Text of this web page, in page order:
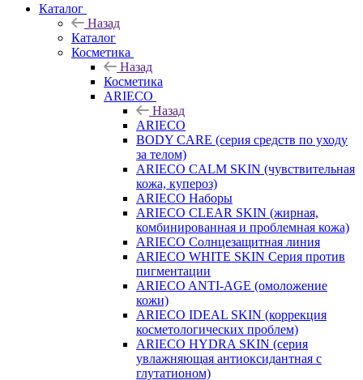
Каталог
Назад
Каталог
Косметика
Назад
Косметика
ARIECO
Назад
ARIECO
BODY CARE (серия средств по уходу
за телом)
ARIECO CALM SKIN (чувствительная
кожа, купероз)
ARIECO Наборы
ARIECO CLEAR SKIN (жирная,
комбинированная и проблемная кожа)
ARIECO Солнцезащитная линия
ARIECO WHITE SKIN Серия против
пигментации
ARIECO ANTI-AGE (омоложение
кожи)
ARIECO IDEAL SKIN (коррекция
косметологических проблем)
ARIECO HYDRA SKIN (серия
увлажняющая антиоксидантная с
глутатионом)